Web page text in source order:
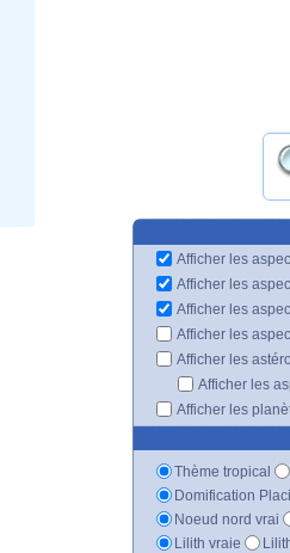
Afficher les
Afficher les
Afficher les
Afficher les
Afficher les
Afficher les
Afficher les
Thème tropical
Domification
Noeud nord vrai
Lilith vraie